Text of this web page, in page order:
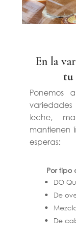
En la
tu
Ponemos
leche,
mantienen
esperas:
Por tipo
DO
De
De